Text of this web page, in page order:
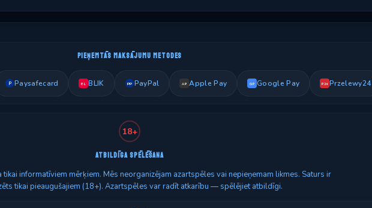
PIEŅEMTĀS MAKSĀJUMU METODES
P Paysafecard BL BLIK PP PayPal AP Apple Pay GP Google Pay P24 Przelewy24
18+
ATBILDĪGA SPĒLĒŠANA
tikai informatīviem mērķiem. Mēs neorganizējam azartspēles vai nepieņemam likmes. Saturs ir
tikai pieaugušajiem (18+). Azartspēles var radīt atkarību — spēlējiet atbildīgi.